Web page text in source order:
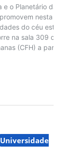
Universidade